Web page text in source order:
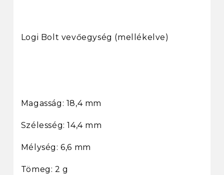
Logi Bolt vevőegység (mellékelve)
Magasság: 18,4 mm
Szélesség: 14,4 mm
Mélység: 6,6 mm
Tömeg: 2 g